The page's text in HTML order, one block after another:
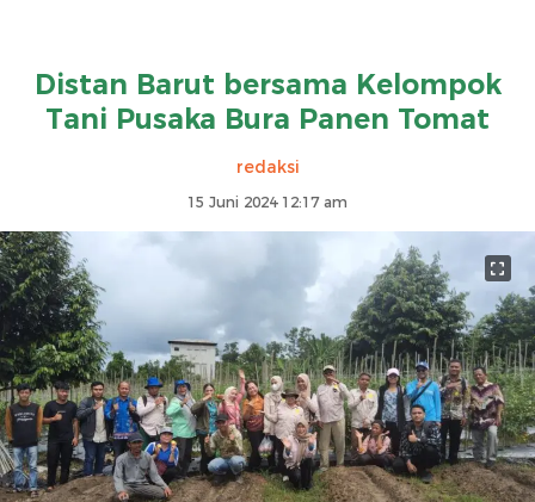
Distan Barut bersama Kelompok
Tani Pusaka Bura Panen Tomat
redaksi
15 Juni 2024 12:17 am